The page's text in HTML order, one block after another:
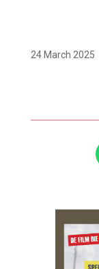
24 March 2025